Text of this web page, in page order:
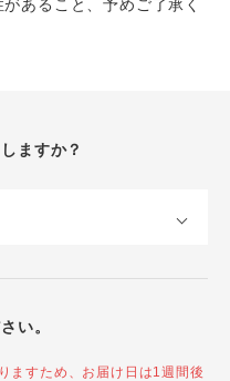
あること、予めご了承く
ますか？
い。
ますため、お届け日は1週間後